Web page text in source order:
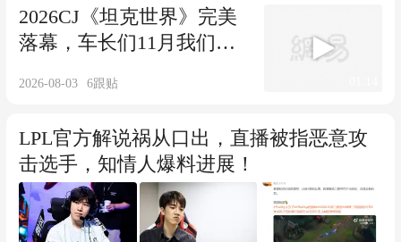
2026CJ《坦克世界》完美
落幕，车长们11月我们山
2026-08-03 6跟贴
LPL官方解说祸从口出，直播被指恶意攻
击选手，知情人爆料进展！